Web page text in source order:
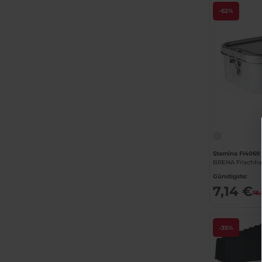
-62%
Stamina FI4069
Günstigste:
7,14 €
-35%